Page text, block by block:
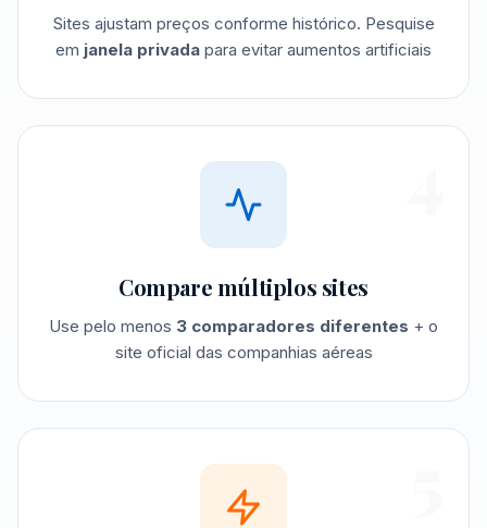
Sites ajustam preços conforme histórico. Pesquise
em janela privada para evitar aumentos artificiais
Compare múltiplos sites
Use pelo menos 3 comparadores diferentes + o
site oficial das companhias aéreas